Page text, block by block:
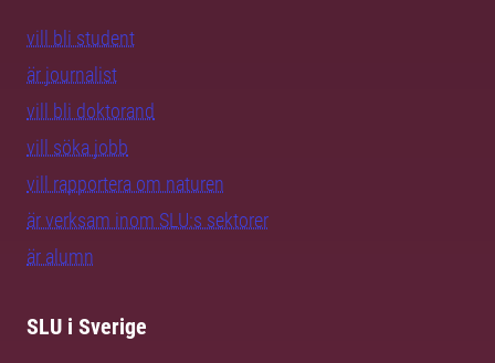
vill bli student
är journalist
vill bli doktorand
vill söka jobb
vill rapportera om naturen
är verksam inom SLU:s sektorer
är alumn
SLU i Sverige